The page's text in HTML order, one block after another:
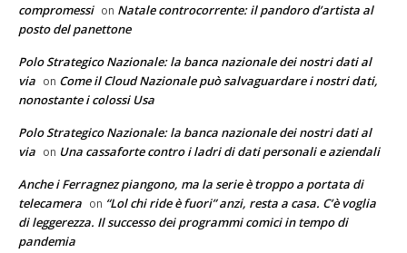
compromessi on Natale controcorrente: il pandoro d’artista al
posto del panettone
Polo Strategico Nazionale: la banca nazionale dei nostri dati al
via on Come il Cloud Nazionale può salvaguardare i nostri dati,
nonostante i colossi Usa
Polo Strategico Nazionale: la banca nazionale dei nostri dati al
via on Una cassaforte contro i ladri di dati personali e aziendali
Anche i Ferragnez piangono, ma la serie è troppo a portata di
telecamera on “Lol chi ride è fuori” anzi, resta a casa. C’è voglia
di leggerezza. Il successo dei programmi comici in tempo di
pandemia